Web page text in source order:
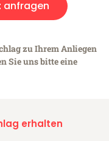
anfragen
zu Ihrem Anliegen
Sie uns bitte eine
erhalten